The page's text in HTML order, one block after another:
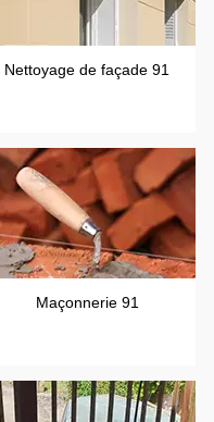
Nettoyage de façade 91
Maçonnerie 91